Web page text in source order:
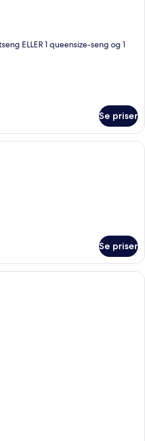
ELLER 1 queensize-seng og 1
Se priser
Allergitestet sengetøy, minibar, safe
Se priser